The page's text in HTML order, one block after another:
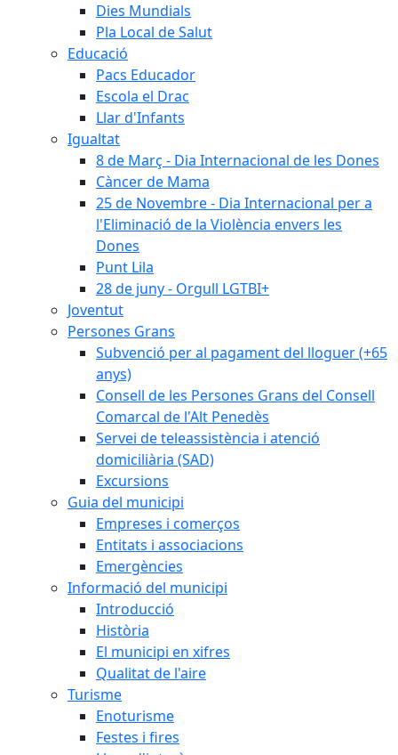
Dies Mundials
Pla Local de Salut
Educació
Pacs Educador
Escola el Drac
Llar d'Infants
Igualtat
8 de Març - Dia Internacional de les Dones
Càncer de Mama
25 de Novembre - Dia Internacional per a
l'Eliminació de la Violència envers les
Dones
Punt Lila
28 de juny - Orgull LGTBI+
Joventut
Persones Grans
Subvenció per al pagament del lloguer (+65
anys)
Consell de les Persones Grans del Consell
Comarcal de l'Alt Penedès
Servei de teleassistència i atenció
domiciliària (SAD)
Excursions
Guia del municipi
Empreses i comerços
Entitats i associacions
Emergències
Informació del municipi
Introducció
Història
El municipi en xifres
Qualitat de l'aire
Turisme
Enoturisme
Festes i fires